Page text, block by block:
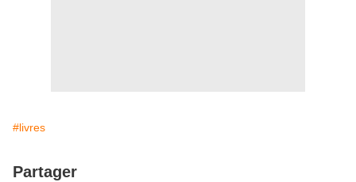
#livres
Partager